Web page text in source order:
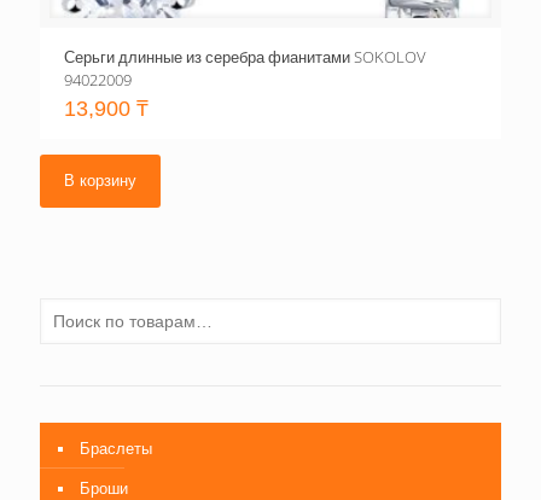
Серьги длинные из серебра фианитами SOKOLOV
94022009
13,900 ₸
В корзину
Браслеты
Броши